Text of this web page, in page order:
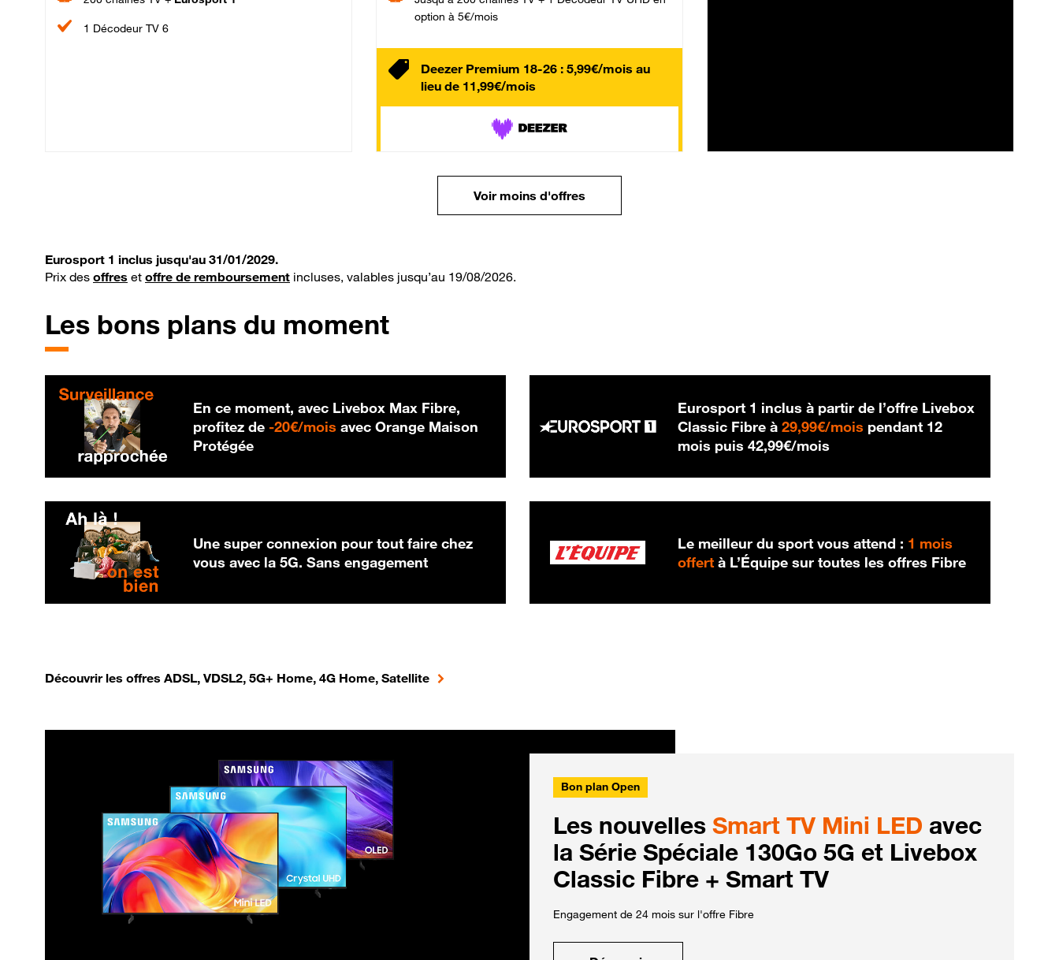
1 Décodeur TV 6
option à 5€/mois
Deezer Premium 18-26 : 5,99€/mois au
lieu de 11,99€/mois
Voir moins d'offres
Eurosport 1 inclus jusqu'au 31/01/2029.
Prix des offres et offre de remboursement incluses, valables jusqu’au 19/08/2026.
Les bons plans du moment
En ce moment, avec Livebox Max Fibre,
profitez de -20€/mois 20 € par mois
avec Orange Maison
Protégée
Eurosport 1 inclus à partir de l’offre Livebox
Classic Fibre à29,99€/mois 29,99 € par mois
pendant 12
mois puis42,99€/mois
Une super connexion pour tout faire chez
vous avec la 5G. Sans engagement
Le meilleur du sport vous attend : 1 mois
offert à L’Équipe sur toutes les offres Fibre
Découvrir les offres ADSL, VDSL2, 5G+ Home, 4G Home, Satellite
Bon plan Open
Les nouvelles Smart TV Mini LED avec
la Série Spéciale 130Go 5G et Livebox
Classic Fibre + Smart TV
Engagement de 24 mois sur l'offre Fibre